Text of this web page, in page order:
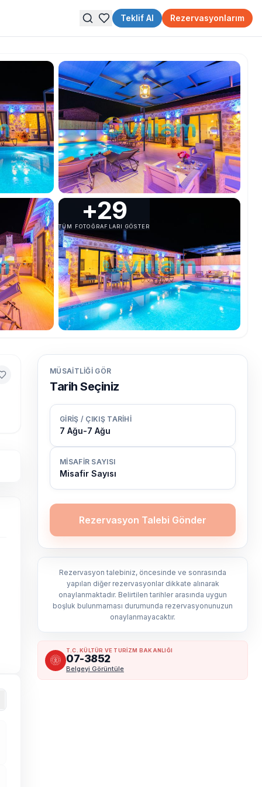
Teklif Al Rezervasyonlarım
+29
TÜM FOTOĞRAFLARI GÖSTER
MÜSAITLIĞI GÖR
Tarih Seçiniz
GIRIŞ / ÇIKIŞ TARIHI
7 Ağu-7 Ağu
MISAFIR SAYISI
Misafir Sayısı
Rezervasyon Talebi Gönder
Rezervasyon talebiniz, öncesinde ve sonrasında
yapılan diğer rezervasyonlar dikkate alınarak
onaylanmaktadır. Belirtilen tarihler arasında uygun
boşluk bulunmaması durumunda rezervasyonunuzun
onaylanmayacaktır.
T.C. KÜLTÜR VE TURİZM BAKANLIĞI
07-3852
Belgeyi Görüntüle